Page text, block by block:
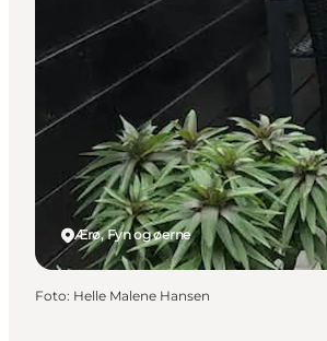
Ærø, Fyn og øerne
Foto: Helle Malene Hansen